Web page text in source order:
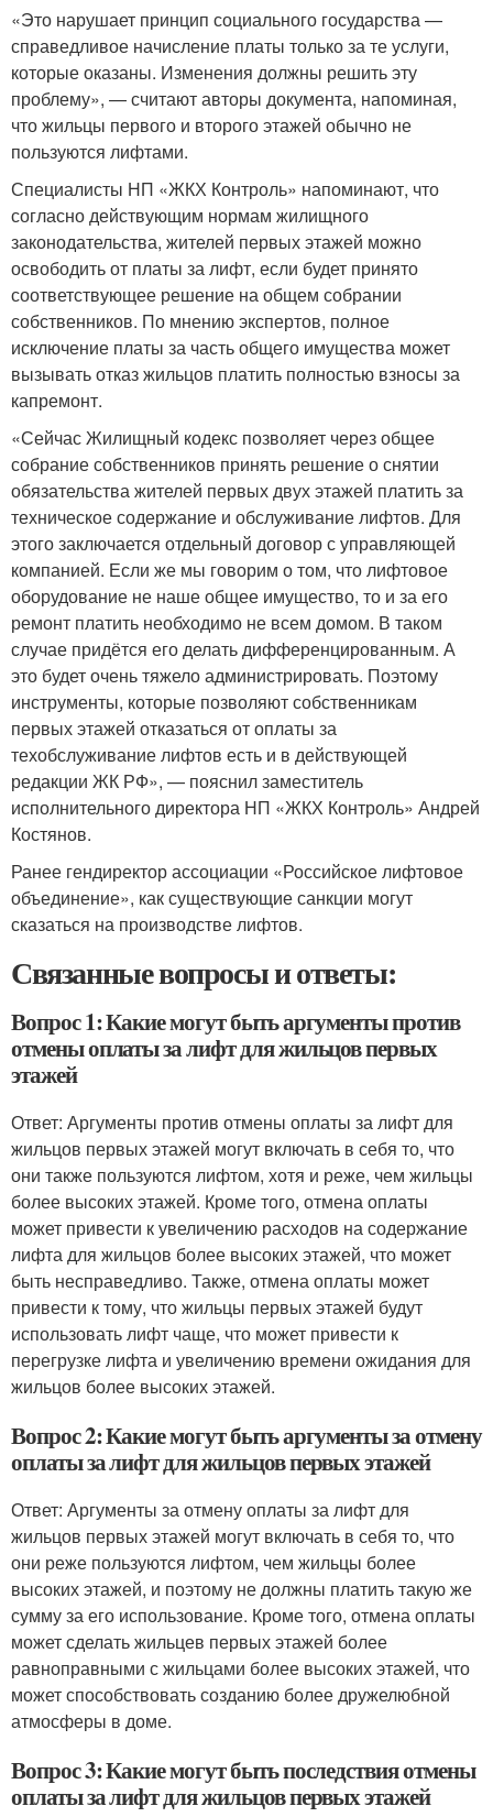
«Это нарушает принцип социального государства —
справедливое начисление платы только за те услуги,
которые оказаны. Изменения должны решить эту
проблему», — считают авторы документа, напоминая,
что жильцы первого и второго этажей обычно не
пользуются лифтами.
Специалисты НП «ЖКХ Контроль» напоминают, что
согласно действующим нормам жилищного
законодательства, жителей первых этажей можно
освободить от платы за лифт, если будет принято
соответствующее решение на общем собрании
собственников. По мнению экспертов, полное
исключение платы за часть общего имущества может
вызывать отказ жильцов платить полностью взносы за
капремонт.
«Сейчас Жилищный кодекс позволяет через общее
собрание собственников принять решение о снятии
обязательства жителей первых двух этажей платить за
техническое содержание и обслуживание лифтов. Для
этого заключается отдельный договор с управляющей
компанией. Если же мы говорим о том, что лифтовое
оборудование не наше общее имущество, то и за его
ремонт платить необходимо не всем домом. В таком
случае придётся его делать дифференцированным. А
это будет очень тяжело администрировать. Поэтому
инструменты, которые позволяют собственникам
первых этажей отказаться от оплаты за
техобслуживание лифтов есть и в действующей
редакции ЖК РФ», — пояснил заместитель
исполнительного директора НП «ЖКХ Контроль» Андрей
Костянов.
Ранее гендиректор ассоциации «Российское лифтовое
объединение», как существующие санкции могут
сказаться на производстве лифтов.
Связанные вопросы и ответы:
Вопрос 1: Какие могут быть аргументы против
отмены оплаты за лифт для жильцов первых
этажей
Ответ: Аргументы против отмены оплаты за лифт для
жильцов первых этажей могут включать в себя то, что
они также пользуются лифтом, хотя и реже, чем жильцы
более высоких этажей. Кроме того, отмена оплаты
может привести к увеличению расходов на содержание
лифта для жильцов более высоких этажей, что может
быть несправедливо. Также, отмена оплаты может
привести к тому, что жильцы первых этажей будут
использовать лифт чаще, что может привести к
перегрузке лифта и увеличению времени ожидания для
жильцов более высоких этажей.
Вопрос 2: Какие могут быть аргументы за отмену
оплаты за лифт для жильцов первых этажей
Ответ: Аргументы за отмену оплаты за лифт для
жильцов первых этажей могут включать в себя то, что
они реже пользуются лифтом, чем жильцы более
высоких этажей, и поэтому не должны платить такую же
сумму за его использование. Кроме того, отмена оплаты
может сделать жильцев первых этажей более
равноправными с жильцами более высоких этажей, что
может способствовать созданию более дружелюбной
атмосферы в доме.
Вопрос 3: Какие могут быть последствия отмены
оплаты за лифт для жильцов первых этажей